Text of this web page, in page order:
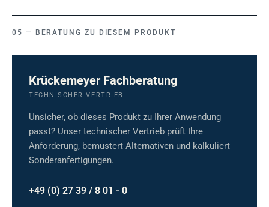
BERATUNG ZU DIESEM PRODUKT
Krückemeyer Fachberatung
TECHNISCHER VERTRIEB
Unsicher, ob dieses Produkt zu Ihrer Anwendung
passt? Unser technischer Vertrieb prüft Ihre
Anforderung, bemustert Alternativen und kalkuliert
Sonderanfertigungen.
+49 (0) 27 39 / 8 01 - 0